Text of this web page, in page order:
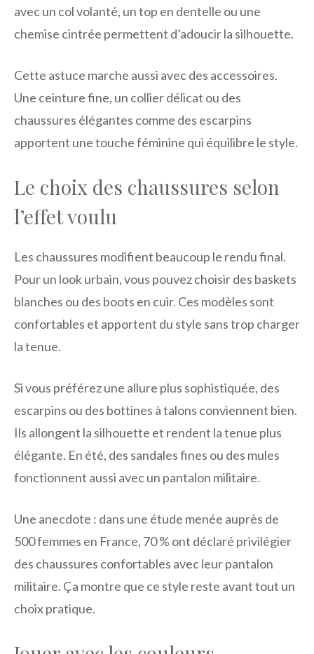
avec un col volanté, un top en dentelle ou une
chemise cintrée permettent d’adoucir la silhouette.
Cette astuce marche aussi avec des accessoires.
Une ceinture fine, un collier délicat ou des
chaussures élégantes comme des escarpins
apportent une touche féminine qui équilibre le style.
Le choix des chaussures selon
l’effet voulu
Les chaussures modifient beaucoup le rendu final.
Pour un look urbain, vous pouvez choisir des baskets
blanches ou des boots en cuir. Ces modèles sont
confortables et apportent du style sans trop charger
la tenue.
Si vous préférez une allure plus sophistiquée, des
escarpins ou des bottines à talons conviennent bien.
Ils allongent la silhouette et rendent la tenue plus
élégante. En été, des sandales fines ou des mules
fonctionnent aussi avec un pantalon militaire.
Une anecdote : dans une étude menée auprès de
500 femmes en France, 70 % ont déclaré privilégier
des chaussures confortables avec leur pantalon
militaire. Ça montre que ce style reste avant tout un
choix pratique.